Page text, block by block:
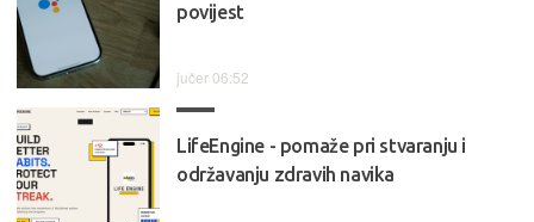
povijest
jučer 06:52
LifeEngine - pomaže pri stvaranju i
održavanju zdravih navika